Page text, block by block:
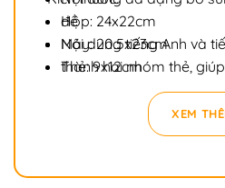
đề
Nội dung tiếng Anh và
thành hai nhóm thẻ,
Phù hợp cho bé chơi
Hộp: 24x22cm
Máy: 20.5x23cm
Thẻ: 9x12cm
XEM